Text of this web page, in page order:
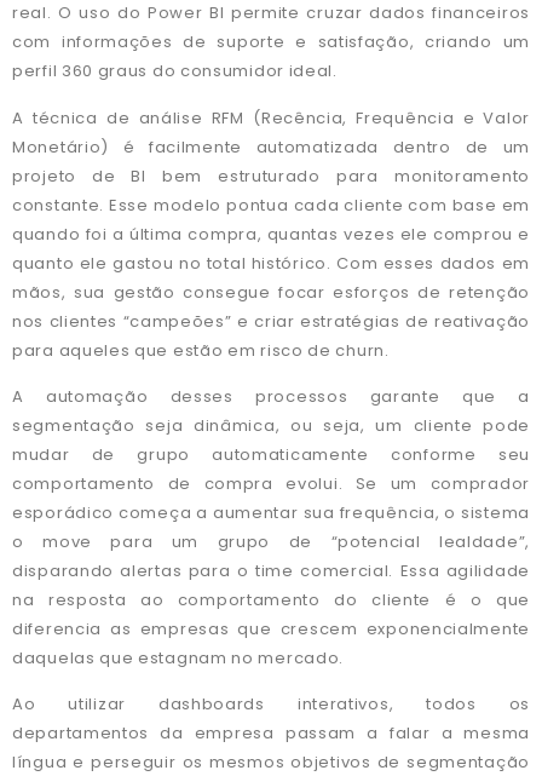
real. O uso do Power BI permite cruzar dados financeiros
com informações de suporte e satisfação, criando um
perfil 360 graus do consumidor ideal.
A técnica de análise RFM (Recência, Frequência e Valor
Monetário) é facilmente automatizada dentro de um
projeto de BI bem estruturado para monitoramento
constante. Esse modelo pontua cada cliente com base em
quando foi a última compra, quantas vezes ele comprou e
quanto ele gastou no total histórico. Com esses dados em
mãos, sua gestão consegue focar esforços de retenção
nos clientes “campeões” e criar estratégias de reativação
para aqueles que estão em risco de churn.
A automação desses processos garante que a
segmentação seja dinâmica, ou seja, um cliente pode
mudar de grupo automaticamente conforme seu
comportamento de compra evolui. Se um comprador
esporádico começa a aumentar sua frequência, o sistema
o move para um grupo de “potencial lealdade”,
disparando alertas para o time comercial. Essa agilidade
na resposta ao comportamento do cliente é o que
diferencia as empresas que crescem exponencialmente
daquelas que estagnam no mercado.
Ao utilizar dashboards interativos, todos os
departamentos da empresa passam a falar a mesma
língua e perseguir os mesmos objetivos de segmentação